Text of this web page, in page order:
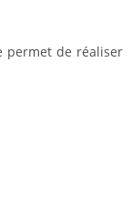
permet de réaliser